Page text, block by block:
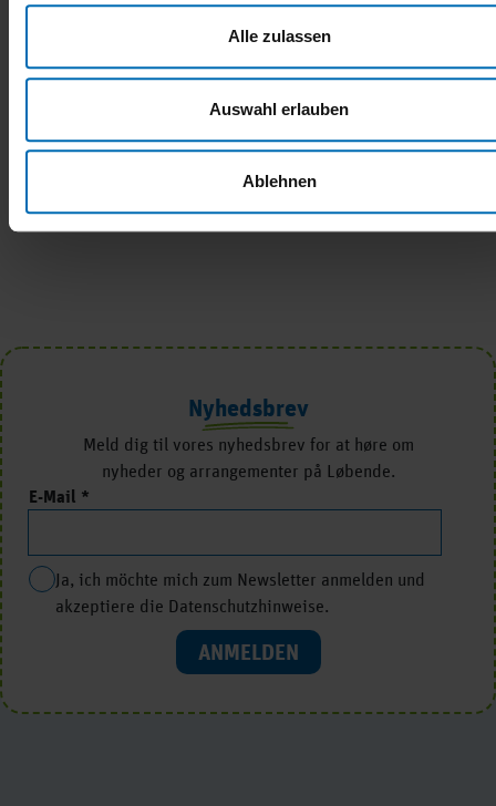
Alle zulassen
Auswahl erlauben
Ablehnen
Nyhedsbrev
Meld dig til vores nyhedsbrev for at høre om
nyheder og arrangementer på Løbende.
E-Mail
ANMELDEN
Ja, ich möchte mich zum Newsletter anmelden und
akzeptiere die Datenschutzhinweise.